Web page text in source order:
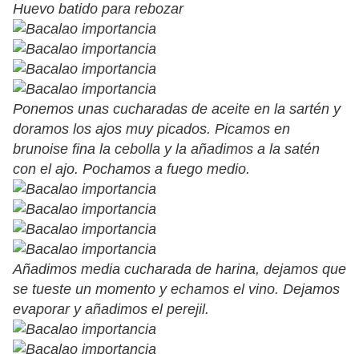
Huevo batido para rebozar
Ponemos unas cucharadas de aceite en la sartén y
doramos los ajos muy picados. Picamos en
brunoise fina la cebolla y la añadimos a la satén
con el ajo. Pochamos a fuego medio.
Añadimos media cucharada de harina, dejamos que
se tueste un momento y echamos el vino. Dejamos
evaporar y añadimos el perejil.